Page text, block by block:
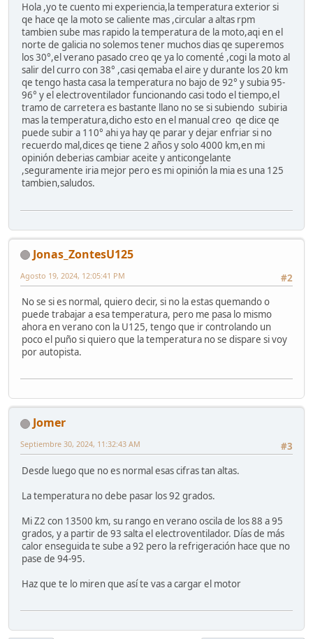
Hola ,yo te cuento mi experiencia,la temperatura exterior si
qe hace qe la moto se caliente mas ,circular a altas rpm
tambien sube mas rapido la temperatura de la moto,aqi en el
norte de galicia no solemos tener muchos dias qe superemos
los 30°,el verano pasado creo qe ya lo comenté ,cogi la moto al
salir del curro con 38° ,casi qemaba el aire y durante los 20 km
qe tengo hasta casa la temperatura no bajo de 92° y subia 95-
96° y el electroventilador funcionando casi todo el tiempo,el
tramo de carretera es bastante llano no se si subiendo subiria
mas la temperatura,dicho esto en el manual creo qe dice qe
puede subir a 110° ahi ya hay qe parar y dejar enfriar si no
recuerdo mal,dices qe tiene 2 años y solo 4000 km,en mi
opinión deberias cambiar aceite y anticongelante
,seguramente iria mejor pero es mi opinión la mia es una 125
tambien,saludos.
Jonas_ZontesU125
#2
Agosto 19, 2024, 12:05:41 PM
No se si es normal, quiero decir, si no la estas quemando o
puede trabajar a esa temperatura, pero me pasa lo mismo
ahora en verano con la U125, tengo que ir controlando un
poco el puño si quiero que la temperatura no se dispare si voy
por autopista.
Jomer
#3
Septiembre 30, 2024, 11:32:43 AM
Desde luego que no es normal esas cifras tan altas.
La temperatura no debe pasar los 92 grados.
Mi Z2 con 13500 km, su rango en verano oscila de los 88 a 95
grados, y a partir de 93 salta el electroventilador. Días de más
calor enseguida te sube a 92 pero la refrigeración hace que no
pase de 94-95.
Haz que te lo miren que así te vas a cargar el motor